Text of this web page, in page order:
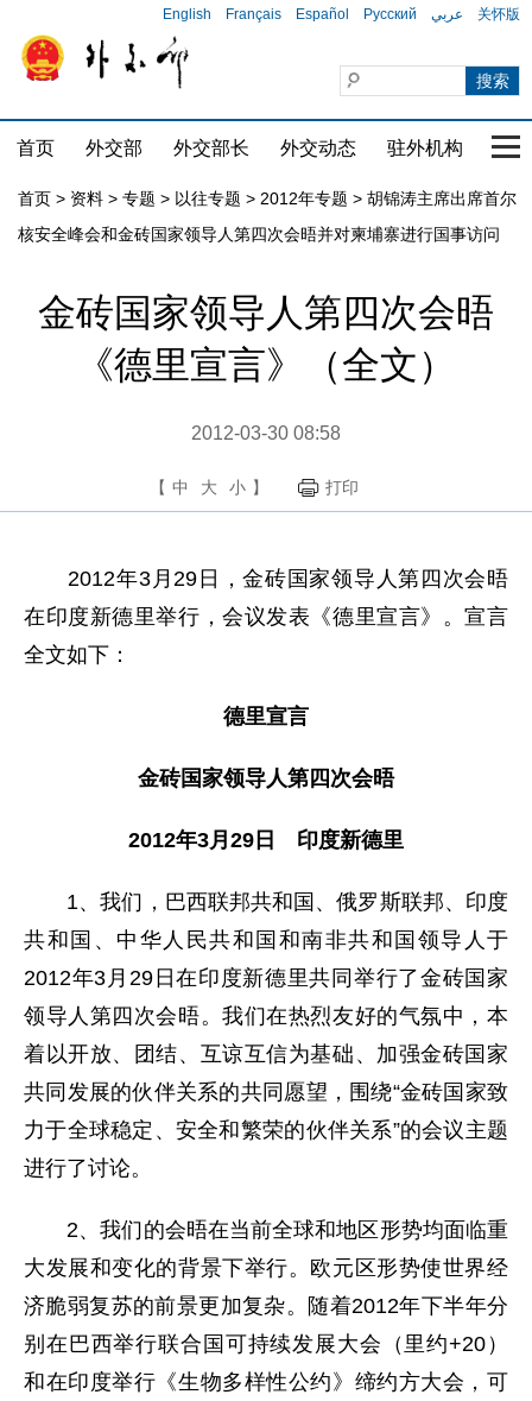
English Français Español Русский عربي 关怀版
首页 外交部 外交部长 外交动态 驻外机构 国
首页 > 资料 > 专题 > 以往专题 > 2012年专题 > 胡锦涛主席出席首尔
核安全峰会和金砖国家领导人第四次会晤并对柬埔寨进行国事访问
金砖国家领导人第四次会晤
《德里宣言》（全文）
2012-03-30 08:58
【 中 大 小 】 打印
2012年3月29日，金砖国家领导人第四次会晤
在印度新德里举行，会议发表《德里宣言》。宣言
全文如下：
德里宣言
金砖国家领导人第四次会晤
2012年3月29日 印度新德里
1、我们，巴西联邦共和国、俄罗斯联邦、印度
共和国、中华人民共和国和南非共和国领导人于
2012年3月29日在印度新德里共同举行了金砖国家
领导人第四次会晤。我们在热烈友好的气氛中，本
着以开放、团结、互谅互信为基础、加强金砖国家
共同发展的伙伴关系的共同愿望，围绕“金砖国家致
力于全球稳定、安全和繁荣的伙伴关系”的会议主题
进行了讨论。
2、我们的会晤在当前全球和地区形势均面临重
大发展和变化的背景下举行。欧元区形势使世界经
济脆弱复苏的前景更加复杂。随着2012年下半年分
别在巴西举行联合国可持续发展大会（里约+20）
和在印度举行《生物多样性公约》缔约方大会，可